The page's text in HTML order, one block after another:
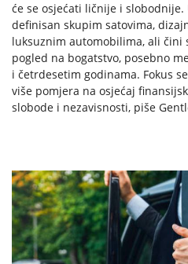
će se osjećati ličnije i
definisan skupim satovima,
luksuznim automobilima, ali čini
pogled na bogatstvo, posebno
i četrdesetim godinama. Fokus
više pomjera na osjećaj
slobode i nezavisnosti, piše